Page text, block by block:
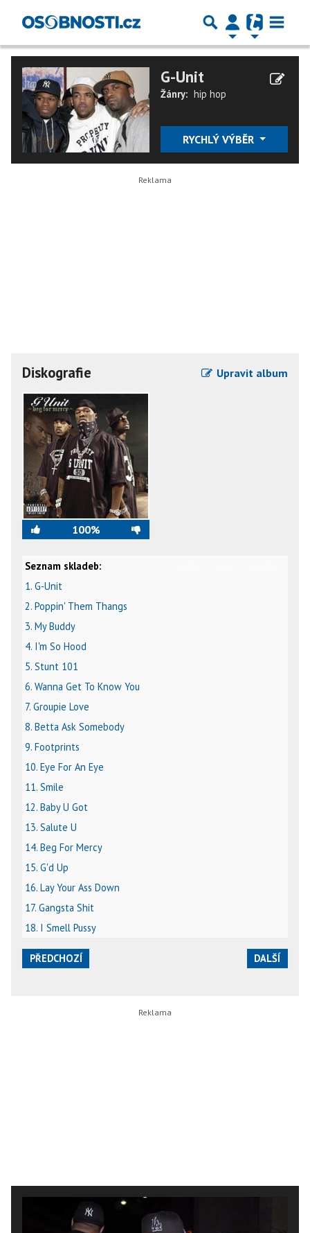
G-Unit
Žánry: hip hop
RYCHLÝ VÝBĚR
Diskografie Upravit album
100%
Seznam skladeb:
1. G-Unit
2. Poppin' Them Thangs
3. My Buddy
4. I'm So Hood
5. Stunt 101
6. Wanna Get To Know You
7. Groupie Love
8. Betta Ask Somebody
9. Footprints
10. Eye For An Eye
11. Smile
12. Baby U Got
13. Salute U
14. Beg For Mercy
15. G'd Up
16. Lay Your Ass Down
17. Gangsta Shit
18. I Smell Pussy
PŘEDCHOZÍ DALŠÍ